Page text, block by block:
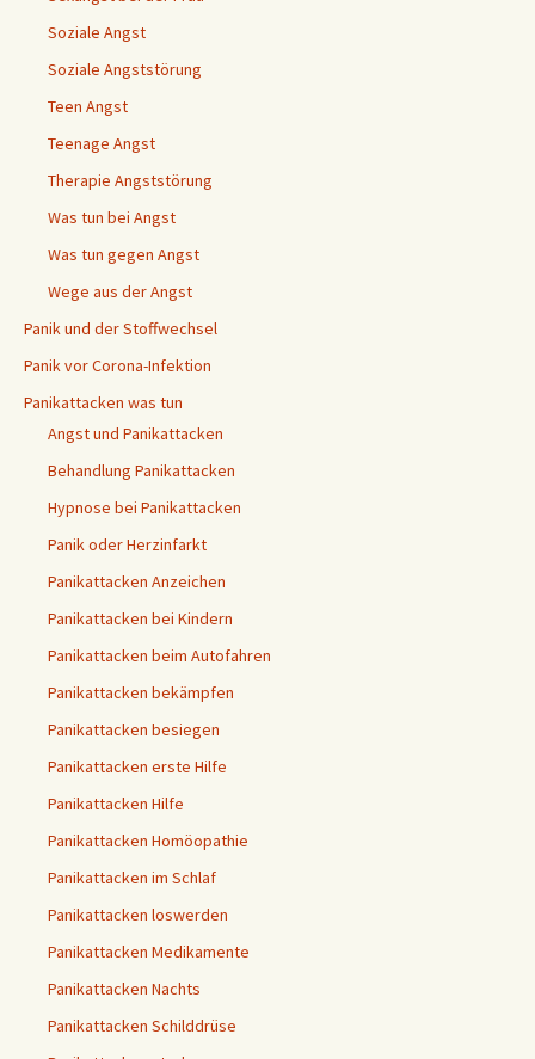
Soziale Angst
Soziale Angststörung
Teen Angst
Teenage Angst
Therapie Angststörung
Was tun bei Angst
Was tun gegen Angst
Wege aus der Angst
Panik und der Stoffwechsel
Panik vor Corona-Infektion
Panikattacken was tun
Angst und Panikattacken
Behandlung Panikattacken
Hypnose bei Panikattacken
Panik oder Herzinfarkt
Panikattacken Anzeichen
Panikattacken bei Kindern
Panikattacken beim Autofahren
Panikattacken bekämpfen
Panikattacken besiegen
Panikattacken erste Hilfe
Panikattacken Hilfe
Panikattacken Homöopathie
Panikattacken im Schlaf
Panikattacken loswerden
Panikattacken Medikamente
Panikattacken Nachts
Panikattacken Schilddrüse